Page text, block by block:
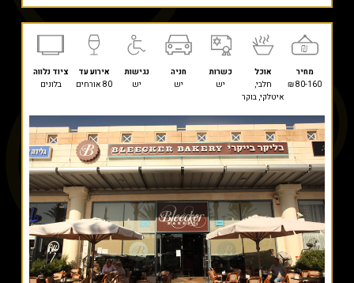
מחיר אוכל כשרות חניה נגישות אירוע עד
ציוד נלווה
80-160 ₪
חלבי,
איטלקי, בוקר
יש יש יש 80 אורחים בלונים